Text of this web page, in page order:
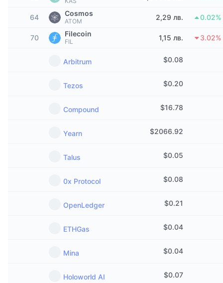
Набиращи популярност
Ново
Политика
Финанси
Технологии
Обща NFT статистика
Предстоящи продажби
Крипто ETF-и
Борсово търгувани фондове на Биткойн
Борсово търгувани фондове на Етериум
Технически анализ
CMC MCP
x402
Научете повече
Новини
Academy
Изследвания
Видеоклипове
Терминологичен речник
64 Cosmos
ATOM 2,29 лв. 0.02%
70 Filecoin
FIL 1,15 лв. 3.02%
Arbitrum $0.08
Tezos $0.20
Compound $16.78
Yearn $2066.92
Talus $0.05
0x Protocol $0.08
OpenLedger $0.21
ETHGas $0.04
Mina $0.04
Holoworld AI $0.07